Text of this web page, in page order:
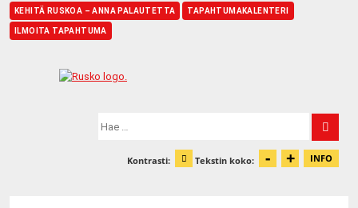
KEHITÄ RUSKOA – ANNA PALAUTETTA TAPAHTUMAKALENTERI
ILMOITA TAPAHTUMA
Hae:
Kontrasti: Muuta kontrastia
Tekstin koko: - + INFO